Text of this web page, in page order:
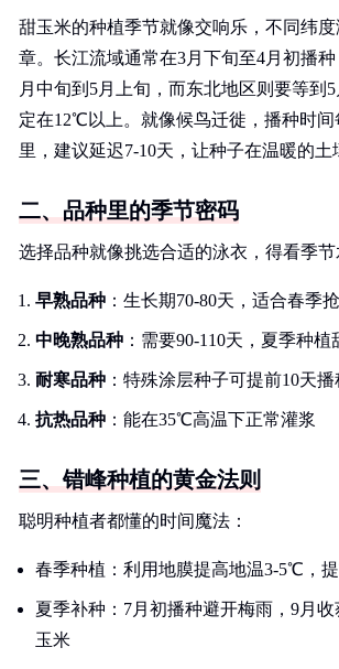
甜玉米的种植季节就像交响乐，不同纬
章。长江流域通常在3月下旬至4月初播
月中旬到5月上旬，而东北地区则要等到
定在12℃以上。就像候鸟迁徙，播种时间
里，建议延迟7-10天，让种子在温暖的土
二、品种里的季节密码
选择品种就像挑选合适的泳衣，得看季节
早熟品种 ：生长期70-80天，适合春季
中晚熟品种 ：需要90-110天，夏季种植
耐寒品种 ：特殊涂层种子可提前10天播
抗热品种 ：能在35℃高温下正常灌浆
三、错峰种植的黄金法则
聪明种植者都懂的时间魔法：
春季种植：利用地膜提高地温3-5℃，
夏季补种：7月初播种避开梅雨，9月
玉米